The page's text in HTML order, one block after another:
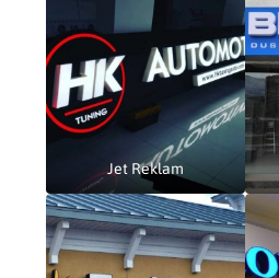
Jet Reklam